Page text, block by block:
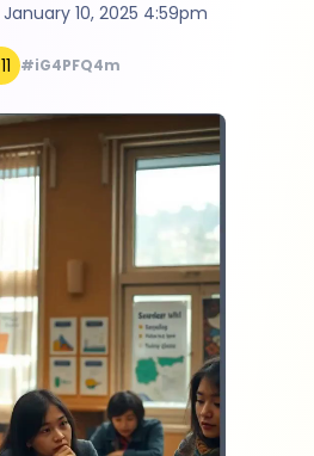
January 10, 2025 4:59pm
11 #iG4PFQ4m